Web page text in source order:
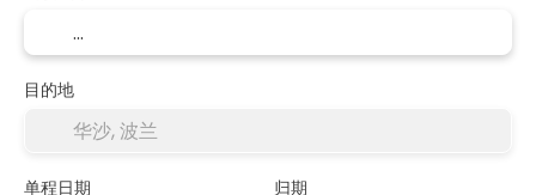
目的地
单程日期 归期